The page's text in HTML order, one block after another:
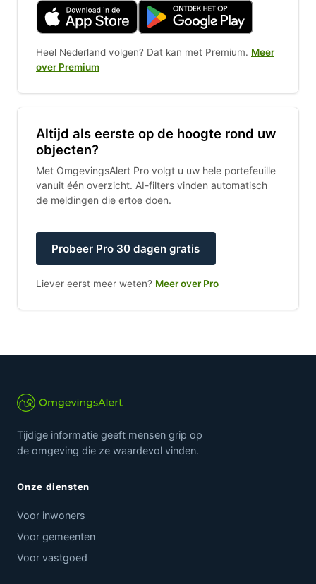
Heel Nederland volgen? Dat kan met Premium. Meer
over Premium
Altijd als eerste op de hoogte rond uw
objecten?
Met OmgevingsAlert Pro volgt u uw hele portefeuille
vanuit één overzicht. AI-filters vinden automatisch
de meldingen die ertoe doen.
Probeer Pro 30 dagen gratis
Liever eerst meer weten? Meer over Pro
Tijdige informatie geeft mensen grip op
de omgeving die ze waardevol vinden.
Onze diensten
Voor inwoners
Voor gemeenten
Voor vastgoed